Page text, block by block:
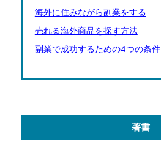
海外に住みながら副業をする
売れる海外商品を探す方法
副業で成功するための4つの条件
著書